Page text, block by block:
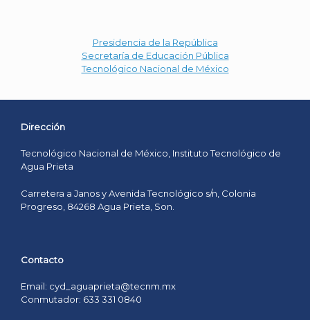
Presidencia de la República
Secretaría de Educación Pública
Tecnológico Nacional de México
Dirección
Tecnológico Nacional de México, Instituto Tecnológico de
Agua Prieta
Carretera a Janos y Avenida Tecnológico s/n, Colonia
Progreso, 84268 Agua Prieta, Son.
Contacto
Email: cyd_aguaprieta@tecnm.mx
Conmutador: 633 331 0840